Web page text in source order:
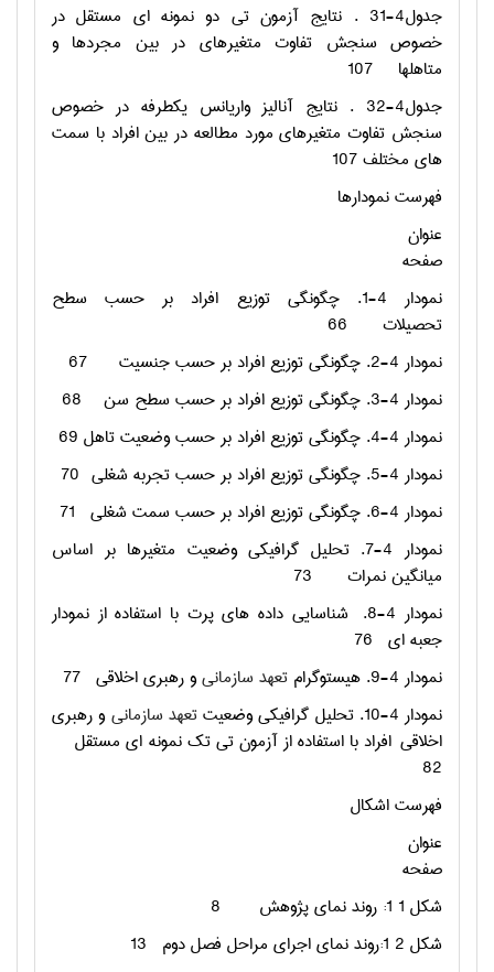
جدول4-31 . نتایج آزمون تی دو نمونه ای مستقل در
خصوص سنجش تفاوت متغیرهای در بین مجردها و
متاهلها
107
جدول4-32 . نتایج آنالیز واریانس یکطرفه در خصوص
سنجش تفاوت متغیرهای مورد مطالعه در بین افراد با سمت
های مختلف107
فهرست نمودارها
عنوان
صفحه
نمودار 4-1. چگونگی توزیع افراد بر حسب سطح
تحصیلات
66
نمودار 4-2. چگونگی توزیع افراد بر حسب جنسیت
67
نمودار 4-3. چگونگی توزیع افراد بر حسب سطح سن
68
نمودار 4-4. چگونگی توزیع افراد بر حسب وضعیت تاهل
69
نمودار 4-5. چگونگی توزیع افراد بر حسب تجربه شغلی
70
نمودار 4-6. چگونگی توزیع افراد بر حسب سمت شغلی
71
نمودار 4-7. تحلیل گرافیکی وضعیت متغیرها بر اساس
میانگین نمرات
73
نمودار 4-8.
شناسايي داده هاي پرت با استفاده از نمودار
جعبه ای 76
نمودار 4-9. هیستوگرام
تعهد سازمانیو رهبری اخلاقی 77
نمودار 4-10. تحلیل گرافیکی وضعیت
تعهد سازمانیو رهبری
اخلاقی افراد با استفاده از آزمون تی تک نمونه ای مستقل
82
فهرست اشکال
عنوان
صفحه
شکل ‏1 1: روند نمای پژوهش
8
شکل ‏2 1:روند نمای اجرای مراحل فصل دوم
13